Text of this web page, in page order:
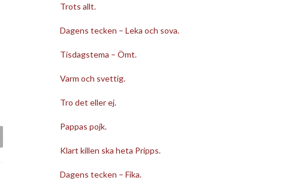
Trots allt.
Dagens tecken – Leka och sova.
Tisdagstema – Ömt.
Varm och svettig.
Tro det eller ej.
Pappas pojk.
Klart killen ska heta Pripps.
Dagens tecken – Fika.